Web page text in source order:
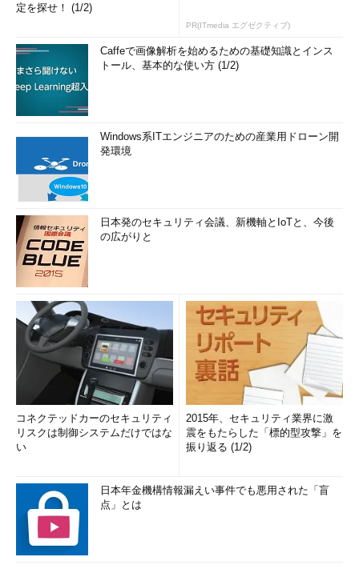
定を探せ！ (1/2)
PR(ITmedia エグゼクティブ)
Caffeで画像解析を始めるための基礎知識とインス
トール、基本的な使い方 (1/2)
Windows系ITエンジニアのための産業用ドローン開
発環境
日本発のセキュリティ会議、新機軸とIoTと、今後
の広がりと
コネクテッドカーのセキュリティ
リスクは制御システムだけではな
い
2015年、セキュリティ業界に激
震をもたらした「標的型攻撃」を
振り返る (1/2)
日本年金機構情報漏えい事件でも悪用された「盲
点」とは